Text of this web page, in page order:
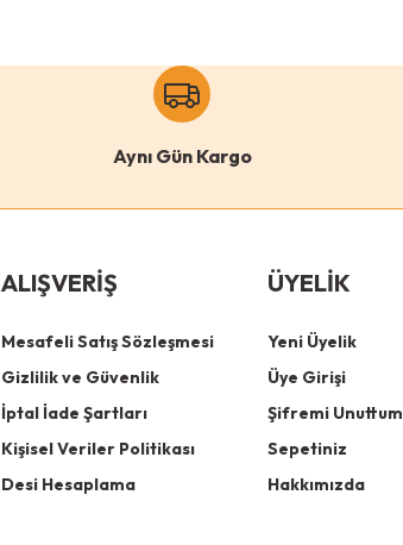
Aynı Gün Kargo
ALIŞVERİŞ
Mesafeli Satış Sözleşmesi
Gizlilik ve Güvenlik
İptal İade Şartları
Kişisel Veriler Politikası
Desi Hesaplama
ÜYELİK
Yeni Üyelik
Üye Girişi
Şifremi Unuttum
Sepetiniz
Hakkımızda